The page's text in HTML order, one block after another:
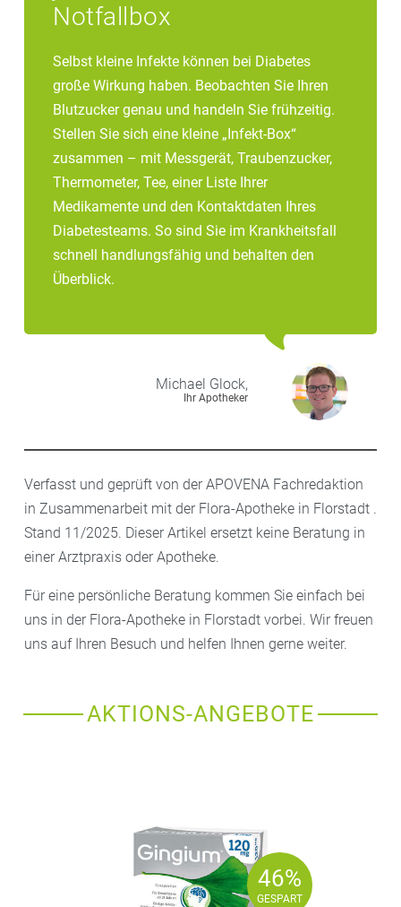
Notfallbox
Selbst kleine Infekte können bei Diabetes
große Wirkung haben. Beobachten Sie Ihren
Blutzucker genau und handeln Sie frühzeitig.
Stellen Sie sich eine kleine „Infekt-Box“
zusammen – mit Messgerät, Traubenzucker,
Thermometer, Tee, einer Liste Ihrer
Medikamente und den Kontaktdaten Ihres
Diabetesteams. So sind Sie im Krankheitsfall
schnell handlungsfähig und behalten den
Überblick.
Michael Glock,
Ihr Apotheker
Verfasst und geprüft von der APOVENA Fachredaktion
in Zusammenarbeit mit der Flora-Apotheke in Florstadt .
Stand 11/2025. Dieser Artikel ersetzt keine Beratung in
einer Arztpraxis oder Apotheke.
Für eine persönliche Beratung kommen Sie einfach bei
uns in der Flora-Apotheke in Florstadt vorbei. Wir freuen
uns auf Ihren Besuch und helfen Ihnen gerne weiter.
AKTIONS-ANGEBOTE
46%
GESPART
46%
GESPART